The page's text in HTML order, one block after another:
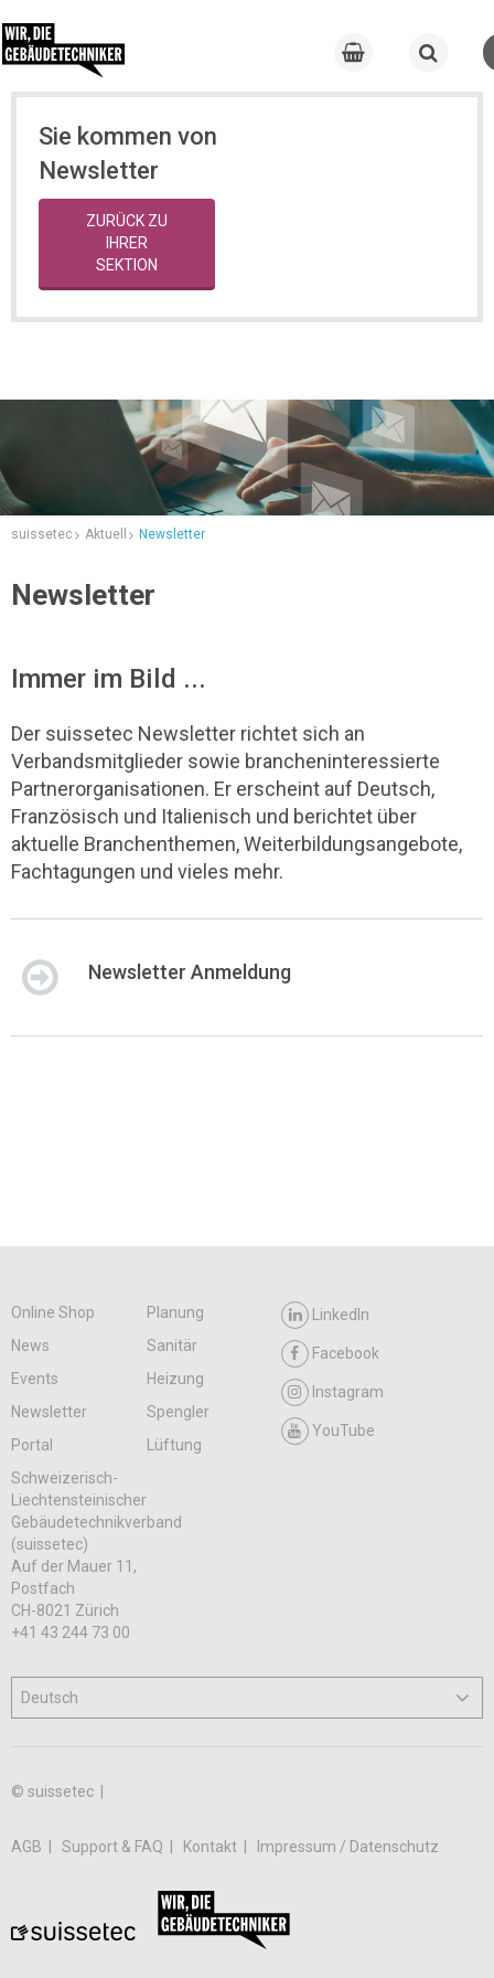
Sie kommen von
Newsletter
ZURÜCK ZU
IHRER
SEKTION
suissetec Aktuell Newsletter
Newsletter
Immer im Bild ...
Der suissetec Newsletter richtet sich an
Verbandsmitglieder sowie brancheninteressierte
Partnerorganisationen. Er erscheint auf Deutsch,
Französisch und Italienisch und berichtet über
aktuelle Branchenthemen, Weiterbildungsangebote,
Fachtagungen und vieles mehr.
Newsletter Anmeldung
Online Shop
Planung
News
Sanitär
Events
Heizung
Newsletter
Spengler
Portal
Lüftung
LinkedIn
Facebook
Instagram
YouTube
Schweizerisch-
Liechtensteinischer
Gebäudetechnikverband
(suissetec)
Auf der Mauer 11,
Postfach
CH-8021 Zürich
+41 43 244 73 00
© suissetec |
AGB Support & FAQ Kontakt Impressum / Datenschutz